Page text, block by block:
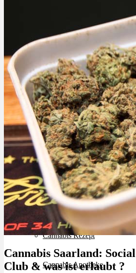
Chronische Schmerzen
ADHS
Angststörungen
Chronische Migräne
Depressionen
Schlafstörungen
Cannabis Ärzte
Cannabis Rezept
Cannabis Apotheke
Cannabis Saarland: Social
Club & was ist erlaubt ?